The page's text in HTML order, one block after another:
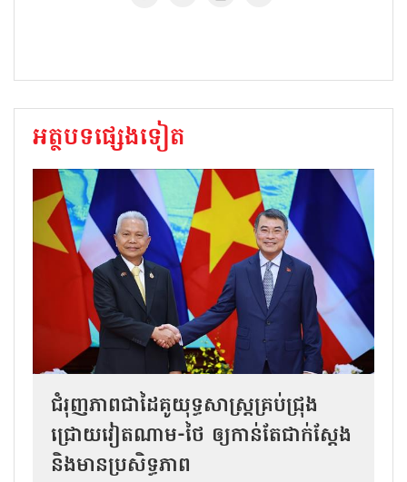
អត្ថបទផ្សេងទៀត
ជំរុញភាពជាដៃគូយុទ្ធសាស្ត្រគ្រប់ជ្រុង
ជ្រោយវៀតណាម-ថៃ ឲ្យកាន់តែជាក់ស្ដែង
និងមានប្រសិទ្ធភាព